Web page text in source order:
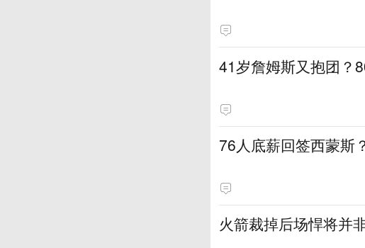
41岁詹姆斯又抱团？
76人底薪回签西蒙斯
火箭裁掉后场悍将并